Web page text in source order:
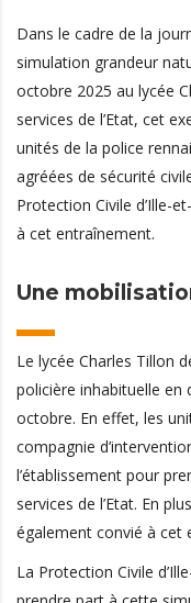
Dans le cadre de la
simulation grandeur
octobre 2025 au lycée
services de l’Etat, cet
unités de la police
agréées de sécurité
Protection Civile d’Ille-
à cet entraînement.
Une
Le lycée Charles Tillon
policière inhabituelle en
octobre. En effet, les
compagnie
l’établissement pour
services de l’Etat. En
également convié à cet
La Protection Civile